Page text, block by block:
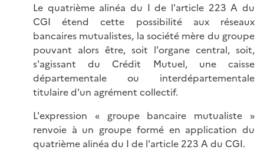
Le quatrième alinéa du I de l'article 223 A du
CGI étend cette possibilité aux réseaux
bancaires mutualistes, la société mère du groupe
pouvant alors être, soit l'organe central, soit,
s'agissant du Crédit Mutuel, une caisse
départementale ou interdépartementale
titulaire d'un agrément collectif.
L'expression « groupe bancaire mutualiste »
renvoie à un groupe formé en application du
quatrième alinéa du I de l'article 223 A du CGI.